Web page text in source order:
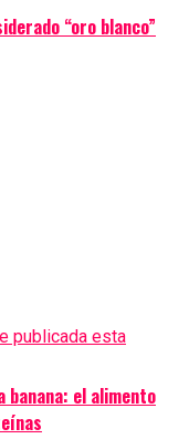
“oro blanco”
publicada esta
banana: el alimento